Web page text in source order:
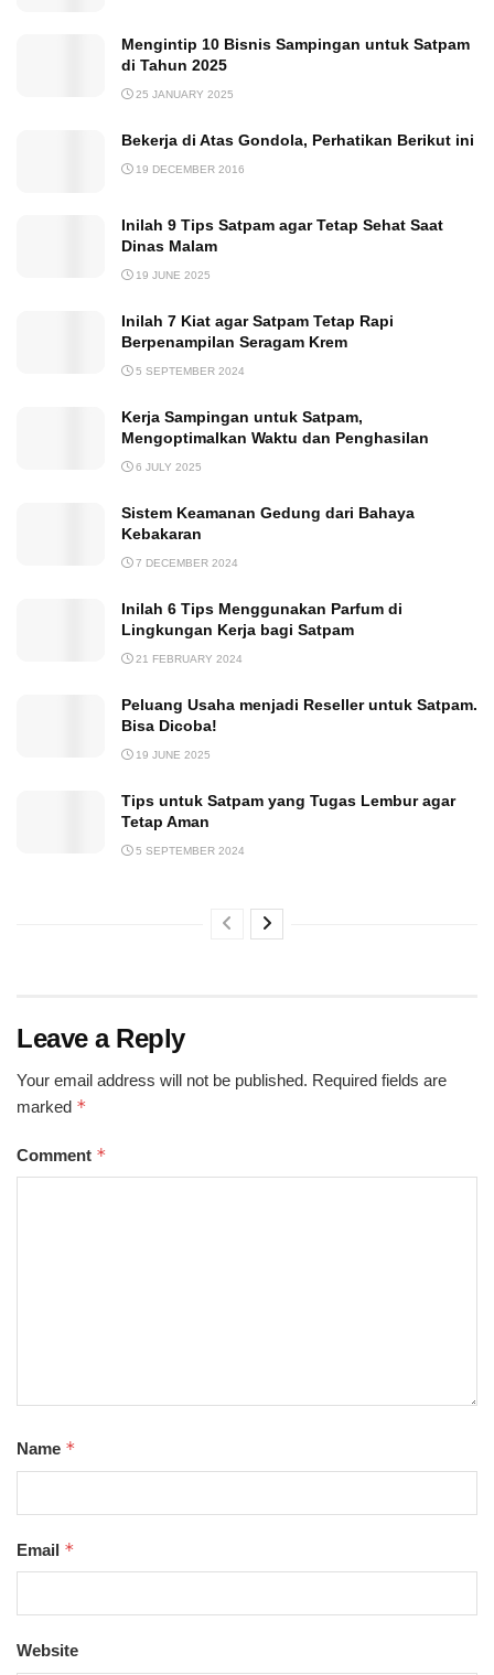
Mengintip 10 Bisnis Sampingan untuk Satpam
di Tahun 2025
25 JANUARY 2025
Bekerja di Atas Gondola, Perhatikan Berikut ini
19 DECEMBER 2016
Inilah 9 Tips Satpam agar Tetap Sehat Saat
Dinas Malam
19 JUNE 2025
Inilah 7 Kiat agar Satpam Tetap Rapi
Berpenampilan Seragam Krem
5 SEPTEMBER 2024
Kerja Sampingan untuk Satpam,
Mengoptimalkan Waktu dan Penghasilan
6 JULY 2025
Sistem Keamanan Gedung dari Bahaya
Kebakaran
7 DECEMBER 2024
Inilah 6 Tips Menggunakan Parfum di
Lingkungan Kerja bagi Satpam
21 FEBRUARY 2024
Peluang Usaha menjadi Reseller untuk Satpam.
Bisa Dicoba!
19 JUNE 2025
Tips untuk Satpam yang Tugas Lembur agar
Tetap Aman
5 SEPTEMBER 2024
Leave a Reply
Your email address will not be published. Required fields are
marked *
Comment *
Name *
Email *
Website